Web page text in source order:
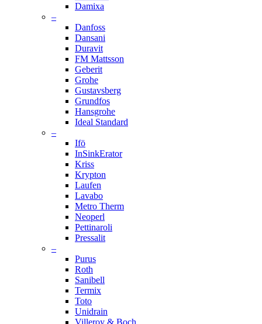
Damixa
–
Danfoss
Dansani
Duravit
FM Mattsson
Geberit
Grohe
Gustavsberg
Grundfos
Hansgrohe
Ideal Standard
–
Ifö
InSinkErator
Kriss
Krypton
Laufen
Lavabo
Metro Therm
Neoperl
Pettinaroli
Pressalit
–
Purus
Roth
Sanibell
Termix
Toto
Unidrain
Villeroy & Boch